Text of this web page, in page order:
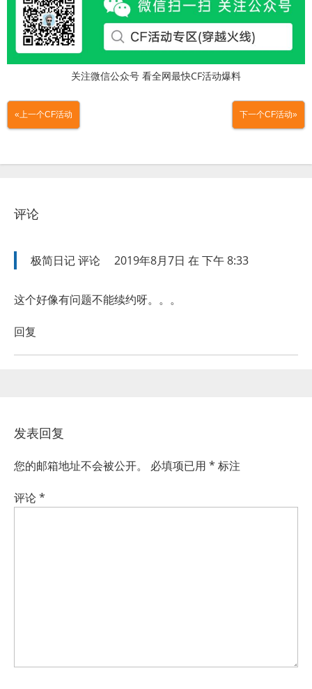
关注微信公众号 看全网最快CF活动爆料
«上一个CF活动 下一个CF活动»
评论
极简日记评论 2019年8月7日 在 下午 8:33
这个好像有问题不能续约呀。。。
回复
发表回复
您的邮箱地址不会被公开。 必填项已用 * 标注
评论*